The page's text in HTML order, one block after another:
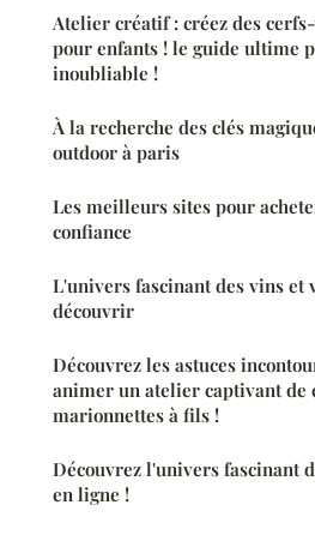
Atelier créatif : créez des
pour enfants ! le guide ultime
inoubliable !
À la recherche des clés
outdoor à paris
Les meilleurs sites pour
confiance
L'univers fascinant des vins et
découvrir
Découvrez les astuces
animer un atelier captivant de
marionnettes à fils !
Découvrez l'univers fascinant
en ligne !